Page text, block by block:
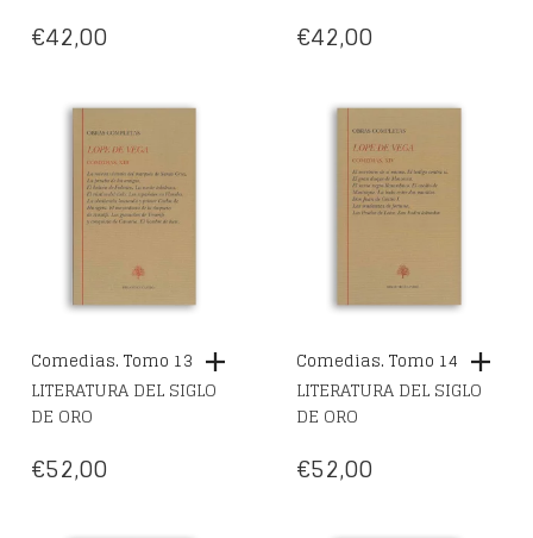
€42,00 €42,00
Comedias. Tomo 13
LITERATURA DEL SIGLO
DE ORO
€52,00
Comedias. Tomo 14
LITERATURA DEL SIGLO
DE ORO
€52,00